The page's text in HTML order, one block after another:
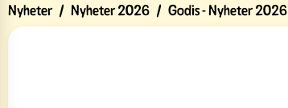
Nyheter / Nyheter 2026 / Godis - Nyheter 2026